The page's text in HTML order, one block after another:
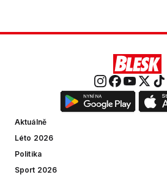
Aktuálně
Léto 2026
Politika
Sport 2026